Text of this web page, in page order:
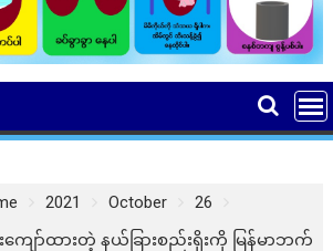
2021 October
26
ာ်ထားတဲ့ နယ်ခြားစည်းရိုးကို မြန်မာဘက်